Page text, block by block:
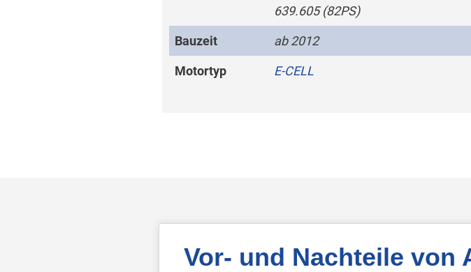
639.605 (82PS)
Bauzeit ab 2012
Motortyp E-CELL
Vor- und Nachteile von